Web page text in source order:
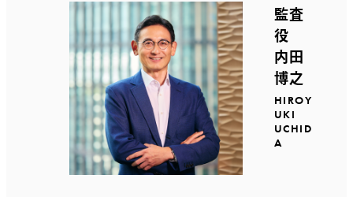
監査
役
内田
博之
HIROY
UKI
UCHID
A